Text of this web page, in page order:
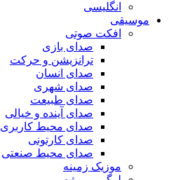
انگلیسی
موسیقی
افکت صوتی
صدای بازی
ترانزیشن و حرکت
صدای انسان
صدای شهری
صدای طبیعت
صدای آینده و خیالی
صدای محیط کاربری
صدای کارتونی
صدای محیط صنعتی
موزیک زمینه